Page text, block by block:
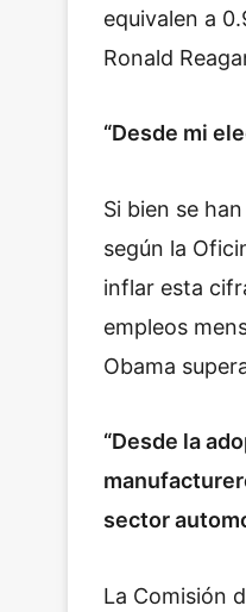
equivalen a
Ronald
“Desde mi
Si bien se
según la
inflar esta
empleos
Obama
“Desde la
sector
La Comisión